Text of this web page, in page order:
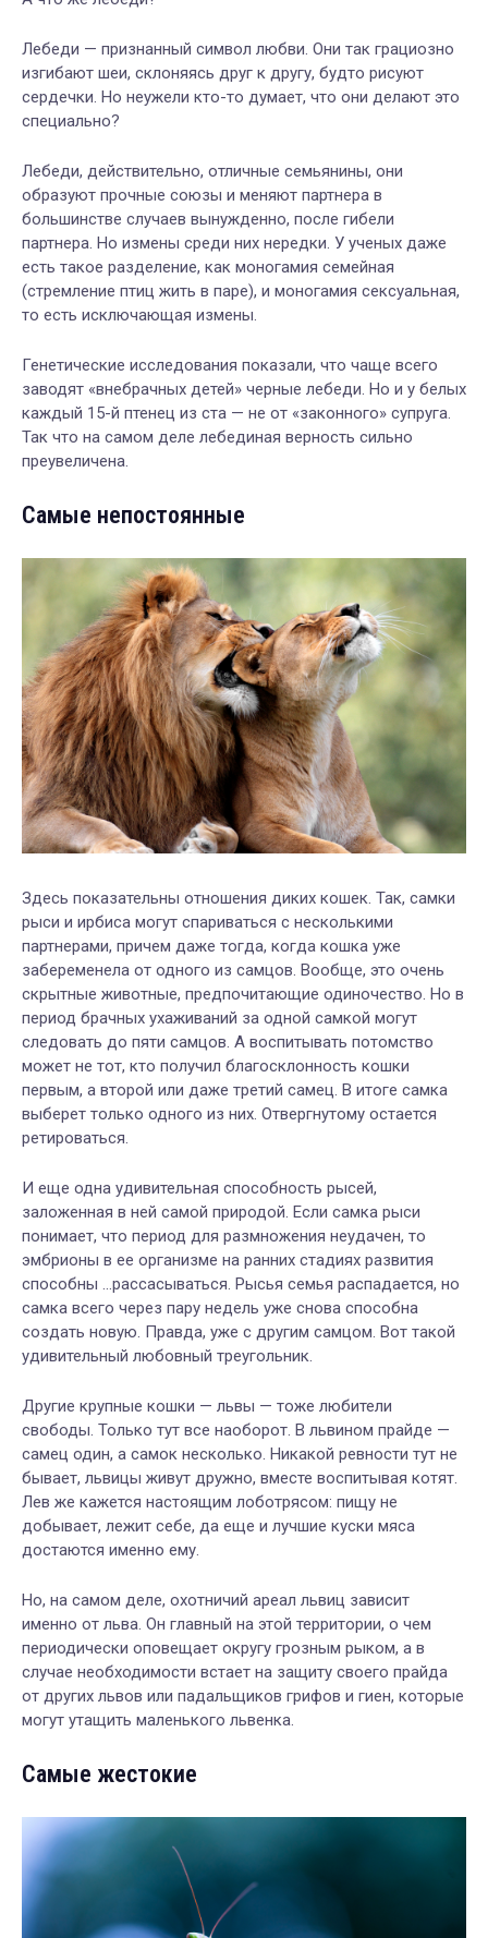
Лебеди — признанный символ любви. Они так грациозно
изгибают шеи, склоняясь друг к другу, будто рисуют
сердечки. Но неужели кто-то думает, что они делают это
специально?
Лебеди, действительно, отличные семьянины, они
образуют прочные союзы и меняют партнера в
большинстве случаев вынужденно, после гибели
партнера. Но измены среди них нередки. У ученых даже
есть такое разделение, как моногамия семейная
(стремление птиц жить в паре), и моногамия сексуальная,
то есть исключающая измены.
Генетические исследования показали, что чаще всего
заводят «внебрачных детей» черные лебеди. Но и у белых
каждый 15-й птенец из ста — не от «законного» супруга.
Так что на самом деле лебединая верность сильно
преувеличена.
Самые непостоянные
Здесь показательны отношения диких кошек. Так, самки
рыси и ирбиса могут спариваться с несколькими
партнерами, причем даже тогда, когда кошка уже
забеременела от одного из самцов. Вообще, это очень
скрытные животные, предпочитающие одиночество. Но в
период брачных ухаживаний за одной самкой могут
следовать до пяти самцов. А воспитывать потомство
может не тот, кто получил благосклонность кошки
первым, а второй или даже третий самец. В итоге самка
выберет только одного из них. Отвергнутому остается
ретироваться.
И еще одна удивительная способность рысей,
заложенная в ней самой природой. Если самка рыси
понимает, что период для размножения неудачен, то
эмбрионы в ее организме на ранних стадиях развития
способны …рассасываться. Рысья семья распадается, но
самка всего через пару недель уже снова способна
создать новую. Правда, уже с другим самцом. Вот такой
удивительный любовный треугольник.
Другие крупные кошки — львы — тоже любители
свободы. Только тут все наоборот. В львином прайде —
самец один, а самок несколько. Никакой ревности тут не
бывает, львицы живут дружно, вместе воспитывая котят.
Лев же кажется настоящим лоботрясом: пищу не
добывает, лежит себе, да еще и лучшие куски мяса
достаются именно ему.
Но, на самом деле, охотничий ареал львиц зависит
именно от льва. Он главный на этой территории, о чем
периодически оповещает округу грозным рыком, а в
случае необходимости встает на защиту своего прайда
от других львов или падальщиков грифов и гиен, которые
могут утащить маленького львенка.
Самые жестокие